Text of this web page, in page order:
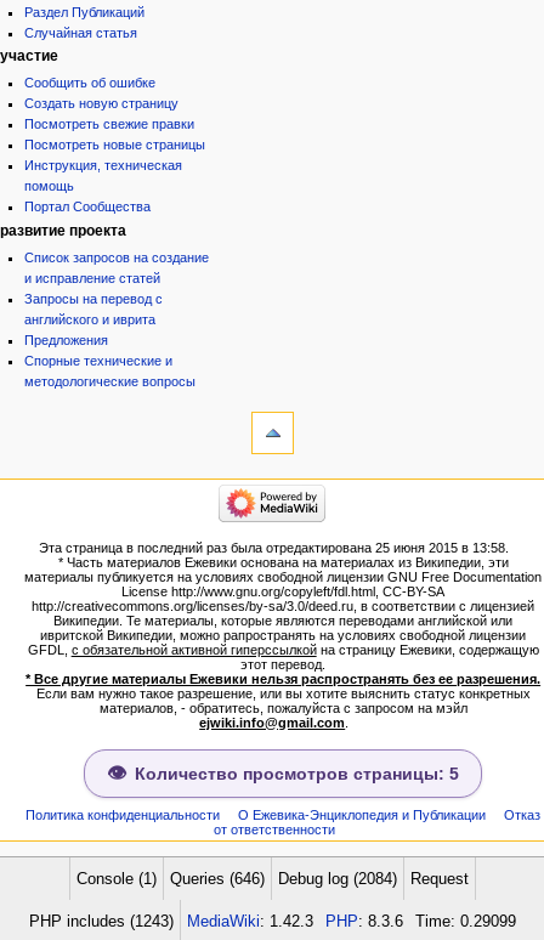
Раздел Публикаций
Случайная статья
участие
Сообщить об ошибке
Создать новую страницу
Посмотреть свежие правки
Посмотреть новые страницы
Инструкция, техническая
помощь
Портал Сообщества
развитие проекта
Список запросов на создание
и исправление статей
Запросы на перевод с
английского и иврита
Предложения
Спорные технические и
методологические вопросы
Версия
для
Постоянная
ссылка
Сведения
о странице
категории
Народ
Проекты
Проекты/Участники/
дополнения
Публикации:Авторы
Публикации:Статьи по типу
Темы
ежевиковый куст
ЕжеВиКа,Еврейская Вики-
ЕжеВиКа-ТаНаХ
ЕжеВиКа-Публикации
ЕжеВиКа-Книги (бумажные и
электронные), аудиокурсы,
Заглавная страница
Эта страница в последний раз была отредактирована 25 июня 2015 в 13:58.
* Часть материалов Ежевики основана на материалах из Википедии, эти
материалы публикуется на условиях свободной лицензии GNU Free Documentation
License http://www.gnu.org/copyleft/fdl.html, CC-BY-SA
http://creativecommons.org/licenses/by-sa/3.0/deed.ru, в соответствии с лицензией
Википедии. Те материалы, которые являются переводами английской или
ивритской Википедии, можно рапространять на условиях свободной лицензии
GFDL, с обязательной активной гиперссылкойна страницу Ежевики, содержащую
этот перевод.
* Все другие материалы Ежевики нельзя распространять без ее разрешения.
Если вам нужно такое разрешение, или вы хотите выяснить статус конкретных
материалов, - обратитесь, пожалуйста с запросом на мэйл
ejwiki.info@gmail.com
Количество просмотров страницы: 5
Политика конфиденциальности О Ежевика-Энциклопедия и Публикации
Отказ
от ответственности
Console (1) Queries (646) Debug log (2084) Request
PHP includes (1243) MediaWiki: 1.42.3 PHP: 8.3.6 Time: 0.29099